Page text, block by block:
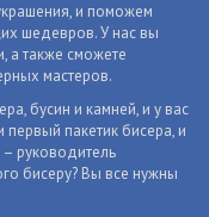
и поможем
шедевров. У нас вы
а также сможете
мастеров.
бусин и камней, и у вас
пакетик бисера, и
– руководитель
бисеру? Вы все нужны